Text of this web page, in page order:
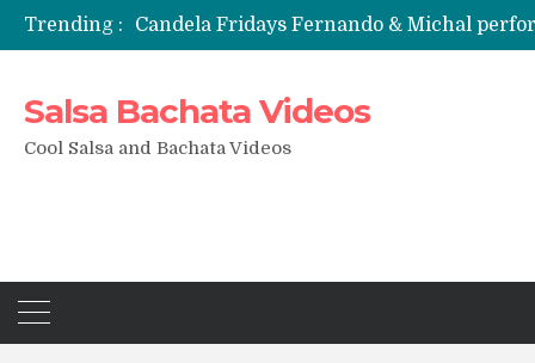
Trending : Candela Fridays Fernando & Michal
Salsa Bachata Videos
Cool Salsa and Bachata Videos